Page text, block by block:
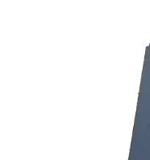
Bildergalerie